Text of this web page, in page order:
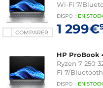
COMPARER
Wi-Fi 7/
Professionnel
DISPO : EN STOCK
1 299€
HP ProBook
Ryzen 7 250
Fi 7/
Professionnel
DISPO : EN STOCK